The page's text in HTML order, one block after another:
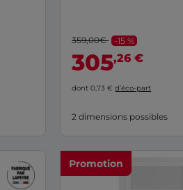
359,00€ -15 %
305,26 €
dont 0,73 €d’éco-part
2 dimensions possibles
Promotion